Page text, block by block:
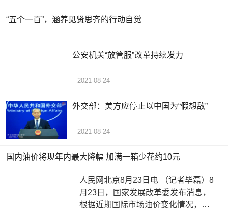
“五个一百”，涵养见贤思齐的行动自觉
公安机关“放管服”改革持续发力
2021-08-24
外交部：美方应停止以中国为“假想敌”
2021-08-24
国内油价将现年内最大降幅 加满一箱少花约10元
人民网北京8月23日电 （记者毕磊）8
月23日，国家发展改革委发布消息，
根据近期国际市场油价变化情况，按